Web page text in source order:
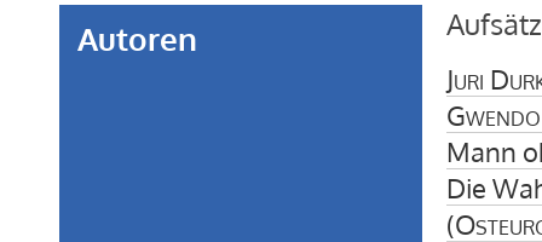
Autoren
Juri
Mann
Die
(